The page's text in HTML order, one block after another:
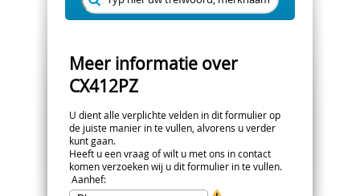
Meer informatie over
CX412PZ
U dient alle verplichte velden in dit formulier op
de juiste manier in te vullen, alvorens u verder
kunt gaan.
Heeft u een vraag of wilt u met ons in contact
komen verzoeken wij u dit formulier in te vullen.
Aanhef: